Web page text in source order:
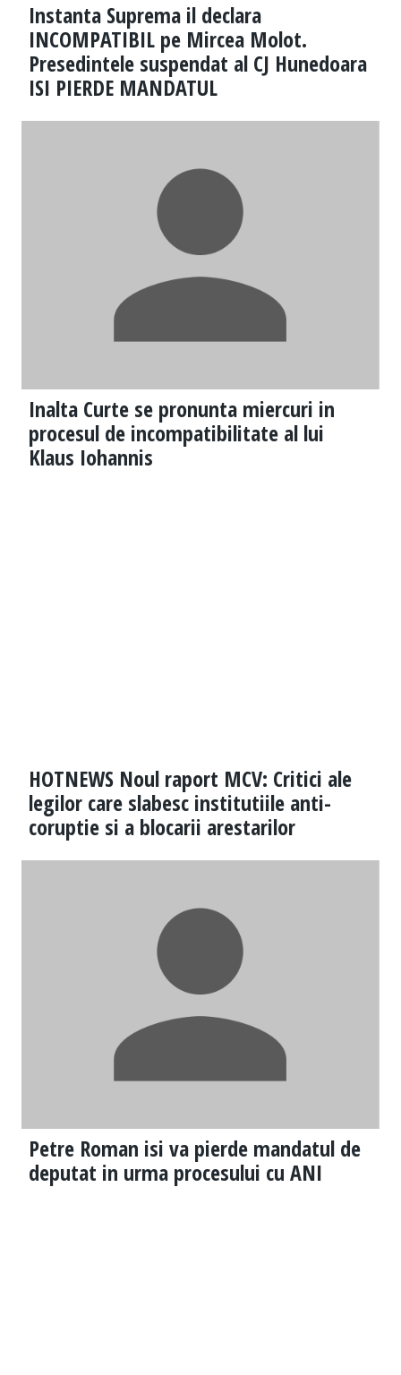
Instanta Suprema il declara
INCOMPATIBIL pe Mircea Molot.
Presedintele suspendat al CJ Hunedoara
ISI PIERDE MANDATUL
Inalta Curte se pronunta miercuri in
procesul de incompatibilitate al lui
Klaus Iohannis
HOTNEWS Noul raport MCV: Critici ale
legilor care slabesc institutiile anti-
coruptie si a blocarii arestarilor
Petre Roman isi va pierde mandatul de
deputat in urma procesului cu ANI